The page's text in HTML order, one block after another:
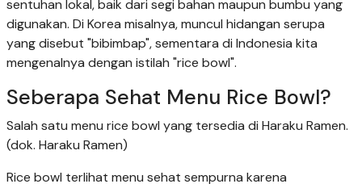
sentuhan lokal, baik dari segi bahan maupun bumbu yang
digunakan. Di Korea misalnya, muncul hidangan serupa
yang disebut "bibimbap", sementara di Indonesia kita
mengenalnya dengan istilah "rice bowl".
Seberapa Sehat Menu Rice Bowl?
Salah satu menu rice bowl yang tersedia di Haraku Ramen.
(dok. Haraku Ramen)
Rice bowl terlihat menu sehat sempurna karena